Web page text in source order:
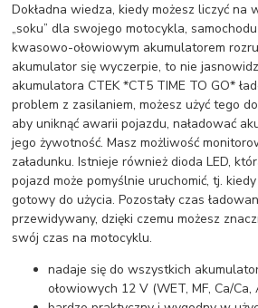
Dokładna wiedza, kiedy możesz liczyć na
„soku” dla swojego motocykla,
kwasowo-ołowiowym akumulatorem
akumulator się wyczerpie, to nie
akumulatora CTEK *CT5 TIME TO GO*
problem z zasilaniem, możesz użyć tego
aby uniknąć awarii pojazdu, naładować
jego żywotność. Masz możliwość
załadunku. Istnieje również dioda LED,
pojazd może pomyślnie uruchomić, tj.
gotowy do użycia. Pozostały czas
przewidywany, dzięki czemu możesz
swój czas na motocyklu.
nadaje się do wszystkich
ołowiowych 12 V (WET, MF, Ca/Ca,